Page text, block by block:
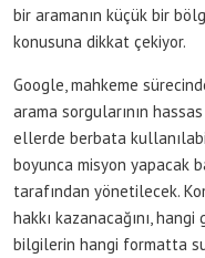
bir aramanın küçük bir
konusuna dikkat çekiyor.
Google, mahkeme
arama sorgularının
ellerde berbata
boyunca misyon yapacak
tarafından yönetilecek.
hakkı kazanacağını,
bilgilerin hangi formatta